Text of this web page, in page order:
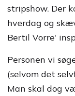
stripshow. Der
hverdag og
Bertil Vorre'
Personen vi
(selvom det
Man skal dog